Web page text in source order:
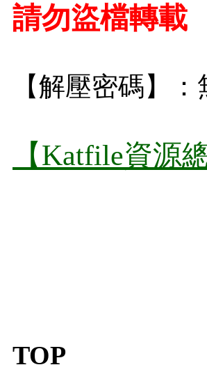
請勿盜檔轉載
【解壓密碼】
【Katfile資源
TOP